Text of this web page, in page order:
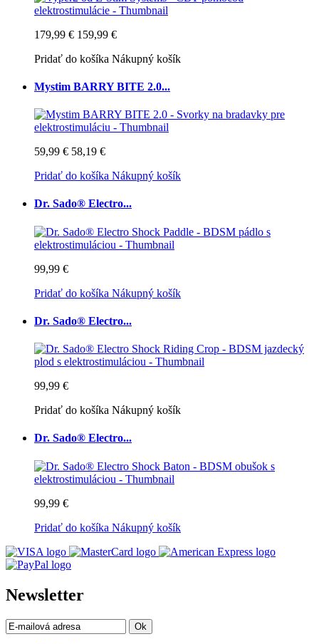
179,99 € 159,99 €
Pridať do košíka Nákupný košík
Mystim BARRY BITE 2.0...
59,99 € 58,19 €
Pridať do košíka Nákupný košík
Dr. Sado® Electro...
99,99 €
Pridať do košíka Nákupný košík
Dr. Sado® Electro...
99,99 €
Pridať do košíka Nákupný košík
Dr. Sado® Electro...
99,99 €
Pridať do košíka Nákupný košík
Newsletter
Ok